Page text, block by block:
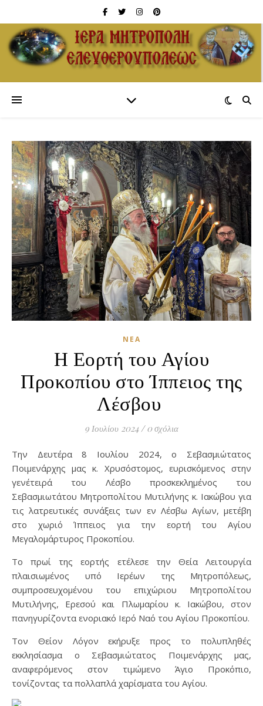
ΝΈΑ
Η Εορτή του Αγίου
Προκοπίου στο Ίππειος της
Λέσβου
9 Ιουλίου 2024 / 0 σχόλια
Την Δευτέρα 8 Ιουλίου 2024, ο Σεβασμιώτατος
Ποιμενάρχης μας κ. Χρυσόστομος, ευρισκόμενος στην
γενέτειρά του Λέσβο προσκεκλημένος του
Σεβασμιωτάτου Μητροπολίτου Μυτιλήνης κ. Ιακώβου για
τις λατρευτικές συνάξεις των εν Λέσβω Αγίων, μετέβη
στο χωριό Ίππειος για την εορτή του Αγίου
Μεγαλομάρτυρος Προκοπίου.
Το πρωί της εορτής ετέλεσε την Θεία Λειτουργία
πλαισιωμένος υπό Ιερέων της Μητροπόλεως,
συμπροσευχομένου του επιχώριου Μητροπολίτου
Μυτιλήνης, Ερεσού και Πλωμαρίου κ. Ιακώβου, στον
πανηγυρίζοντα ενοριακό Ιερό Ναό του Αγίου Προκοπίου.
Τον Θείον Λόγον εκήρυξε προς το πολυπληθές
εκκλησίασμα ο Σεβασμιώτατος Ποιμενάρχης μας,
αναφερόμενος στον τιμώμενο Άγιο Προκόπιο,
τονίζοντας τα πολλαπλά χαρίσματα του Αγίου.